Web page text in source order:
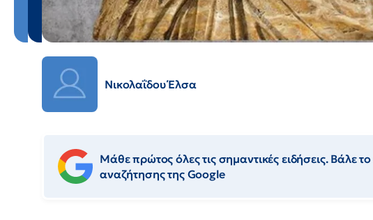
Νικολαΐδου Έλσα
Μάθε πρώτος όλες τις σημαντικές ειδήσεις. Βάλε
αναζήτησης της Google